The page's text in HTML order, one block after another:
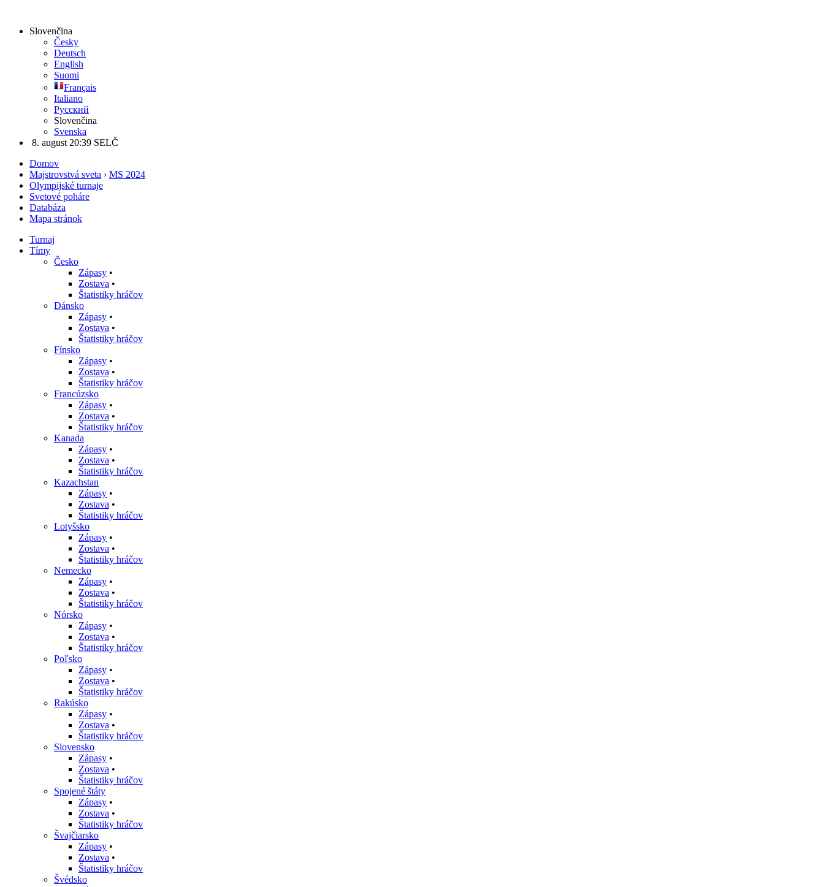
Slovenčina
Česky
Deutsch
English
Suomi
Français
Italiano
Русский
Slovenčina
Svenska
8. august 20:39 SELČ
Domov
Majstrovstvá sveta › MS 2024
Olympijské turnaje
Svetové poháre
Databáza
Mapa stránok
Turnaj
Tímy
Česko
Zápasy •
Zostava •
Štatistiky hráčov
Dánsko
Zápasy •
Zostava •
Štatistiky hráčov
Fínsko
Zápasy •
Zostava •
Štatistiky hráčov
Francúzsko
Zápasy •
Zostava •
Štatistiky hráčov
Kanada
Zápasy •
Zostava •
Štatistiky hráčov
Kazachstan
Zápasy •
Zostava •
Štatistiky hráčov
Lotyšsko
Zápasy •
Zostava •
Štatistiky hráčov
Nemecko
Zápasy •
Zostava •
Štatistiky hráčov
Nórsko
Zápasy •
Zostava •
Štatistiky hráčov
Poľsko
Zápasy •
Zostava •
Štatistiky hráčov
Rakúsko
Zápasy •
Zostava •
Štatistiky hráčov
Slovensko
Zápasy •
Zostava •
Štatistiky hráčov
Spojené štáty
Zápasy •
Zostava •
Štatistiky hráčov
Švajčiarsko
Zápasy •
Zostava •
Štatistiky hráčov
Švédsko